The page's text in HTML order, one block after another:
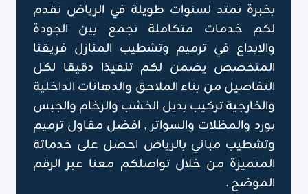
بخبرة تمتد لسنوات طويلة في الرياض نقدم
لكم خدمات متكاملة تجمع بين الجودة
والابداع في ترميم وتشطيب المنازل فريقنا
المتخصص يضمن لكم تنفيذا دقيقا لكل
التفاصيل من بناء الملاحق والدهانات الداخلية
والخارجية تركيب بديل الخشب والرخام والجبس
بورد والمظلات والسواتر , افضل مقاول ترميم
وتشطيب مباني بالرياض احصل على خدماتة
المتميزة من خلال تواصلكم معنا عبر الرقم
الموضح .